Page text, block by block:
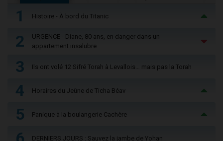
1 Histoire - À bord du Titanic
2
URGENCE - Diane, 80 ans, en danger dans un
appartement insalubre
3 Ils ont volé 12 Sifré Torah à Levallois… mais pas la Torah
4 Horaires du Jeûne de Ticha Béav
5 Panique à la boulangerie Cachère
DERNIERS JOURS : Sauvez la jambe de Yohan